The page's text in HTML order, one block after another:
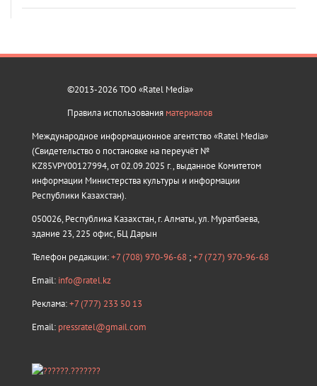
©2013-2026 ТОО «Ratel Media»
Правила использования материалов
Международное информационное агентство «Ratel Media»
(Свидетельство о постановке на переучёт №
KZ85VPY00127994, от 02.09.2025 г., выданное Комитетом
информации Министерства культуры и информации
Республики Казахстан).
050026, Республика Казахстан, г. Алматы, ул. Муратбаева,
здание 23, 225 офис, БЦ Дарын
Телефон редакции:+7 (708) 970-96-68 ;+7 (727) 970-96-68
Email: info@ratel.kz
Реклама:+7 (777) 233 50 13
Email: pressratel@gmail.com